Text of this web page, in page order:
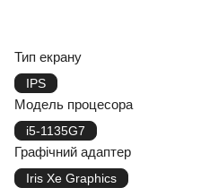
Тип екрану
IPS
Модель процесора
i5-1135G7
Графічний адаптер
Iris Xe Graphics